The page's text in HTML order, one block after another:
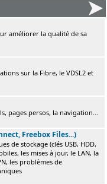
améliorer la qualité de sa
sur la Fibre, le VDSL2 et
pages persos, la navigation...
Freebox Files...)
de stockage (clés USB, HDD,
les mises à jour, le LAN, la
les problèmes de